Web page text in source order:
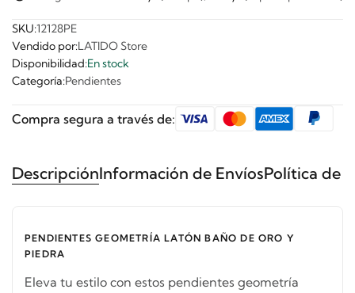
SKU:12128PE
Vendido por:LATIDO Store
Disponibilidad:En stock
Categoría:Pendientes
Compra segura a través de:
DescripciónInformación de EnvíosPolítica de
PENDIENTES GEOMETRÍA LATÓN BAÑO DE ORO Y
PIEDRA
Eleva tu estilo con estos pendientes geometría